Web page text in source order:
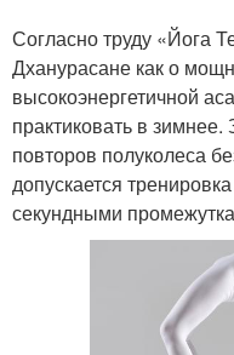
Согласно труду «Йога
Дханурасане как о
высокоэнергетичной
практиковать в
повторов полуколеса
допускается
секундными